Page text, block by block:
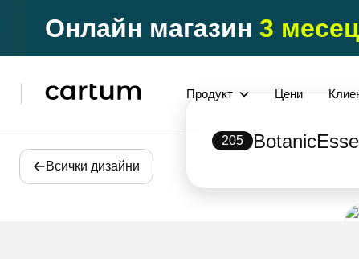
Онлайн магазин 3
Продукт Цени
Всички дизайни
205